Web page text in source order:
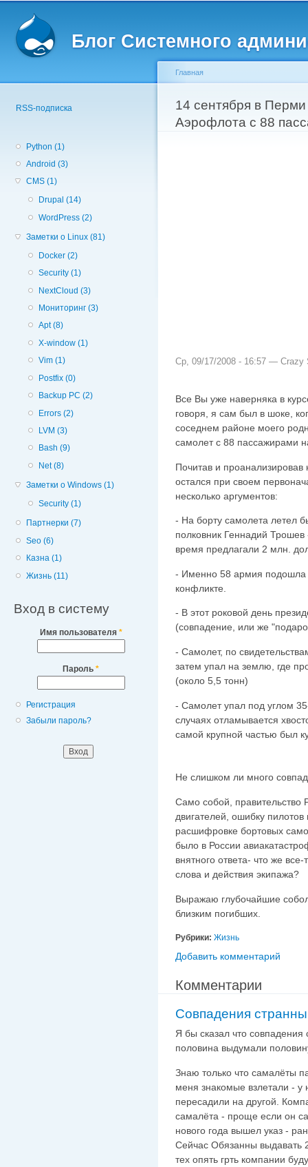
Блог Системного
RSS-подписка
Python (1)
Android (3)
CMS (1)
Drupal (14)
WordPress (2)
Заметки о Linux (81)
Docker (2)
Security (1)
NextCloud (3)
Мониторинг (3)
Apt (8)
X-window (1)
Vim (1)
Postfix (0)
Backup PC (2)
Errors (2)
LVM (3)
Bash (9)
Net (8)
Заметки о Windows (1)
Security (1)
Партнерки (7)
Seo (6)
Казна (1)
Жизнь (11)
Вход в систему
Имя пользователя *
Пароль *
Регистрация
Забыли пароль?
Вы здесь
Главная
14 сентября в
Аэрофлота с 88
Ср, 09/17/2008 - 16:57 — Crazy
Все Вы уже наверняка в
говоря, я сам был в шоке,
соседнем районе моего
самолет с 88 пассажирами
Почитав и
остался при своем
несколько аргументов:
- На борту самолета летел
полковник Геннадий Трошев
время предлагали 2 млн.
- Именно 58 армия подошла
конфликте.
- В этот роковой день
(совпадение, или же
- Самолет, по
затем упал на землю, где
(около 5,5 тонн)
- Самолет упал под углом
случаях отламывается
самой крупной частью был
Не слишком ли много
Само собой, правительство
двигателей, ошибку
расшифровке бортовых
было в России
внятного ответа- что же
слова и действия экипажа?
Выражаю глубочайшие
близким погибших.
Рубрики: Жизнь
Добавить комментарий
Комментарии
Совпадения странны
Я бы сказал что
половина выдумали
Знаю только что самалёты
меня знакомые взлетали - у
пересадили на другой.
самалёта - проще если он
нового года вышел указ -
Сейчас Обязанны выдавать
тех опять грть компании